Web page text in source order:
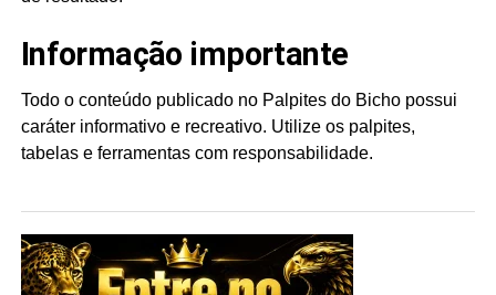
Informação importante
Todo o conteúdo publicado no Palpites do Bicho possui
caráter informativo e recreativo. Utilize os palpites,
tabelas e ferramentas com responsabilidade.